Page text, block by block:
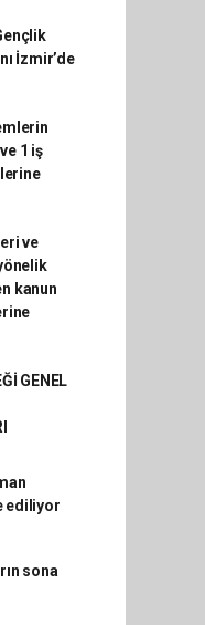
İzmir’de
1 iş
ve
kanun
GENEL
ediliyor
sona